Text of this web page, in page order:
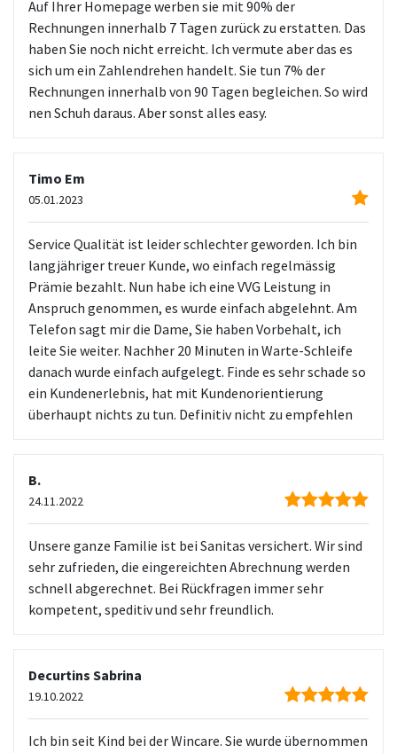
Auf Ihrer Homepage werben sie mit 90% der
Rechnungen innerhalb 7 Tagen zurück zu erstatten. Das
haben Sie noch nicht erreicht. Ich vermute aber das es
sich um ein Zahlendrehen handelt. Sie tun 7% der
Rechnungen innerhalb von 90 Tagen begleichen. So wird
nen Schuh daraus. Aber sonst alles easy.
Timo Em
05.01.2023
Service Qualität ist leider schlechter geworden. Ich bin
langjähriger treuer Kunde, wo einfach regelmässig
Prämie bezahlt. Nun habe ich eine VVG Leistung in
Anspruch genommen, es wurde einfach abgelehnt. Am
Telefon sagt mir die Dame, Sie haben Vorbehalt, ich
leite Sie weiter. Nachher 20 Minuten in Warte-Schleife
danach wurde einfach aufgelegt. Finde es sehr schade so
ein Kundenerlebnis, hat mit Kundenorientierung
überhaupt nichts zu tun. Definitiv nicht zu empfehlen
B.
24.11.2022
Unsere ganze Familie ist bei Sanitas versichert. Wir sind
sehr zufrieden, die eingereichten Abrechnung werden
schnell abgerechnet. Bei Rückfragen immer sehr
kompetent, speditiv und sehr freundlich.
Decurtins Sabrina
19.10.2022
Ich bin seit Kind bei der Wincare. Sie wurde übernommen